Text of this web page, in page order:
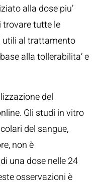
alla dose piu’
trovare tutte le
al trattamento
alla tollerabilita’ e
del
Gli studi in vitro
del sangue,
non è
una dose nelle 24
osservazioni è